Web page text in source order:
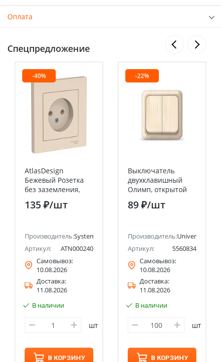
Оплата
Спецпредложение
(ранее Schneider Electric)
-40%
AtlasDesign
Бежевый Розетка
без заземления,
16А, (в сборе с
рамкой) Systeme
135 ₽/шт
Производитель:Systeme Electric (ранее Schneider Electric)
Артикул:
ATN000240
Самовывоз:
10.08.2026
Доставка:
11.08.2026
В наличии
шт
В КОРЗИНУ
-22%
Выключатель
двухклавишный
Олимп, открытой
установки, 10А,
220В, сосна
89 ₽/шт
Производитель:Universal
Артикул:
5560834
Самовывоз:
10.08.2026
Доставка:
11.08.2026
В наличии
шт
В КОРЗИНУ